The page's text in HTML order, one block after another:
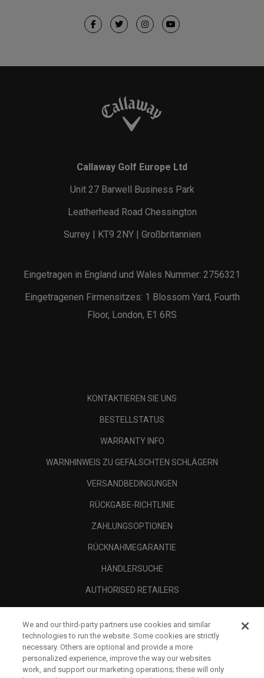
Callaway Golf Europe Ltd
Unit 27 Barwell Business Park
Leatherhead Road Chessington
Surrey | KT9 2NY | Großbritannien
Eingetragen in England und Wales Nummer: 2756321
Eingetragenen Firmensitzes: 1 Blossom Yard, Fourth
Floor, London, E1 6RS
KONTAKTIEREN SIE UNS
BESTELLSTATUS
WARRANTY INFO
WARNHINWEIS ZU GEFÄLSCHTEN SCHLÄGERN
VERSANDBEDINGUNGEN
RÜCKGABE-RICHTLINIE
ZAHLUNGSOPTIONEN
RÜCKNAHMEGARANTIE
HÄNDLERSUCHE
AUTHORISED RETAILERS
UNTERNEHMENSPROFIL
RECHTLICHES-
We and our third-party partners use cookies and similar
technologies to run the website. Some cookies are strictly
necessary. Others are optional and provide a more
personalized experience, improve the way our websites
work, and support our marketing operations; these will only